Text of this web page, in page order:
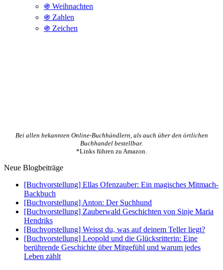
֍ Weihnachten
֍ Zahlen
֍ Zeichen
Bei allen bekannten Online-Buchhändlern, als auch über den örtlichen
Buchhandel bestellbar.
*Links führen zu Amazon.
Neue Blogbeiträge
[Buchvorstellung] Ellas Ofenzauber: Ein magisches Mitmach-
Backbuch
[Buchvorstellung] Anton: Der Suchhund
[Buchvorstellung] Zauberwald Geschichten von Sinje Maria
Hendriks
[Buchvorstellung] Weisst du, was auf deinem Teller liegt?
[Buchvorstellung] Leopold und die Glücksritterin: Eine
berührende Geschichte über Mitgefühl und warum jedes
Leben zählt